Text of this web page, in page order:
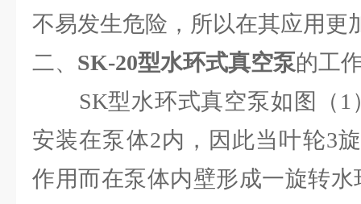
不易发生危险，所以在其应用更
二、 SK-20型水环式真空泵的工
SK型水环式真空泵如图（1
安装在泵体2内，因此当叶轮3
作用而在泵体内壁形成一旋转